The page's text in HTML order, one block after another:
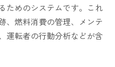
ためのシステムです。これ
、燃料消費の管理、メンテ
運転者の行動分析などが含